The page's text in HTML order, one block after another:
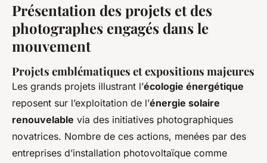
Présentation des projets et des
photographes engagés dans le
mouvement
Projets emblématiques et expositions majeures
Les grands projets illustrant l’écologie énergétique
reposent sur l’exploitation de l’énergie solaire
renouvelable via des initiatives photographiques
novatrices. Nombre de ces actions, menées par des
entreprises d’installation photovoltaïque comme